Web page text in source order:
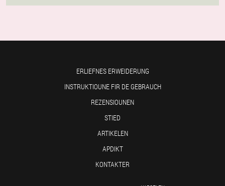
ERLIEFNES ERWEIDERUNG
INSTRUKTIOUNE FIR DE GEBRAUCH
REZENSIOUNEN
STIED
ARTIKELEN
APDIKT
KONTAKTER